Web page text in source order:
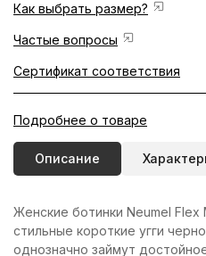
Как выбрать размер?
Частые вопросы
Сертификат соответствия
Подробнее о товаре
Описание
Женские ботинки Neumel Flex
стильные короткие угги
однозначно займут